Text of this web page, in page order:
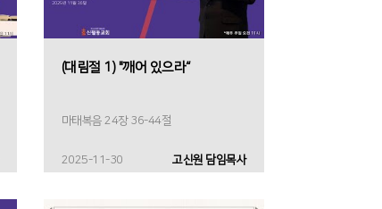
(대림절 1) "깨어 있으라“
마태복음 24장 36-44절
2025-11-30 고신원 담임목사